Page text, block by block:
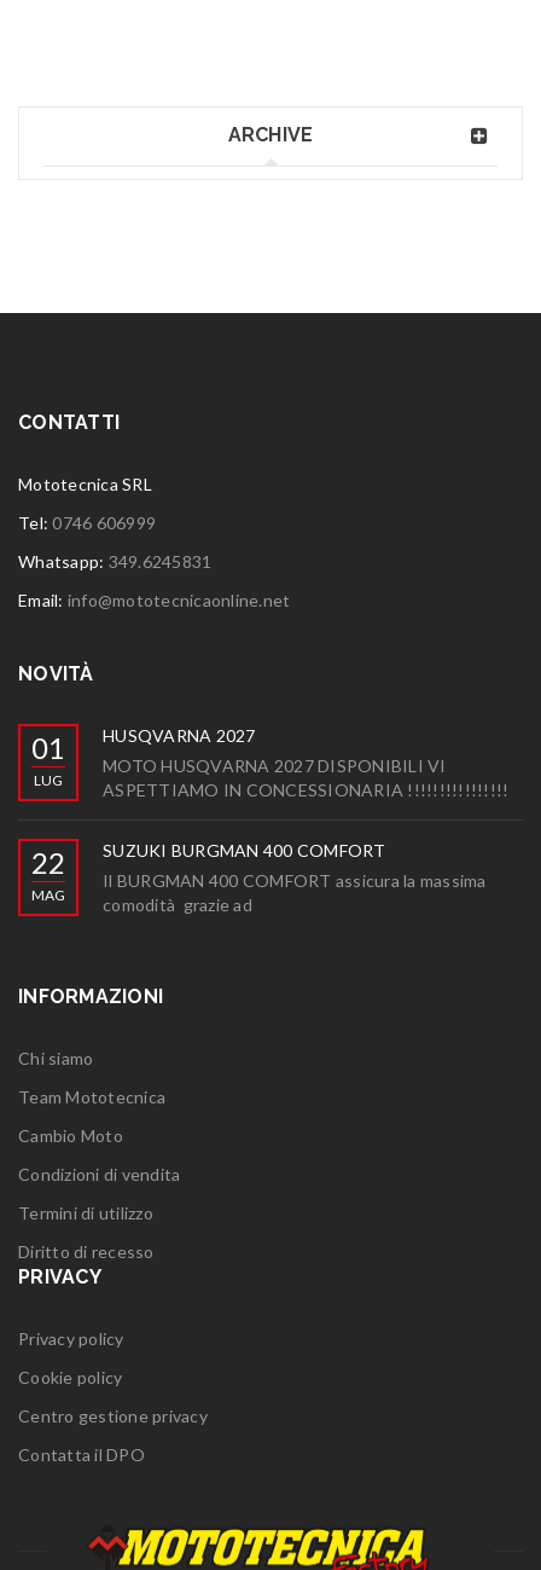
ARCHIVE
CONTATTI
Mototecnica SRL
Tel:0746 606999
Whatsapp: 349.6245831
Email: info@mototecnicaonline.net
NOVITÀ
01
LUG
HUSQVARNA 2027
MOTO HUSQVARNA 2027 DISPONIBILI VI
ASPETTIAMO IN CONCESSIONARIA !!!!!!!!!!!!!!!!
22
MAG
SUZUKI BURGMAN 400 COMFORT
Il BURGMAN 400 COMFORT assicura la massima
comodità grazie ad
INFORMAZIONI
Chi siamo
Team Mototecnica
Cambio Moto
Condizioni di vendita
Termini di utilizzo
Diritto di recesso
PRIVACY
Privacy policy
Cookie policy
Centro gestione privacy
Contatta il DPO